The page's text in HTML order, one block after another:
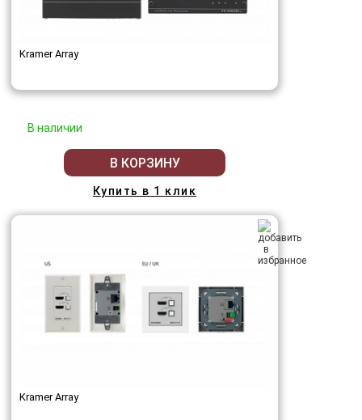
Kramer Array
В наличии
В КОРЗИНУ
Купить в 1 клик
Kramer Array